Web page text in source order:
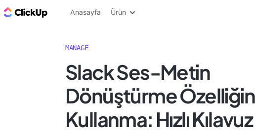
ClickUp Blog
Anasayfa Ürün
MANAGE
Slack Ses-Metin
Dönüştürme
Kullanma: Hızlı Kılavuz